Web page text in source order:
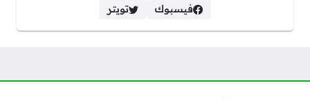
فيسبوك
تويتر